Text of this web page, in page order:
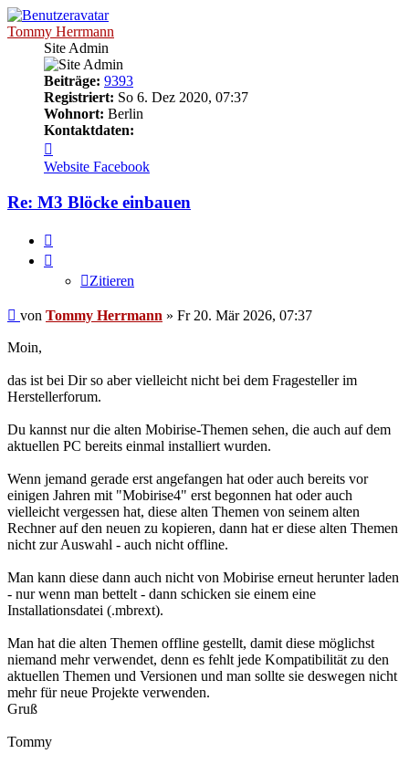
Tommy Herrmann
Site Admin
Beiträge: 9393
Registriert: So 6. Dez 2020, 07:37
Wohnort: Berlin
Kontaktdaten:
von
Tommy
Herrmann
Website Facebook
Re: M3 Blöcke einbauen
Zitieren
Ungelesener
von Tommy Herrmann » Fr 20. Mär 2026, 07:37
Moin,
das ist bei Dir so aber vielleicht nicht bei dem Fragesteller im
Herstellerforum.
Du kannst nur die alten Mobirise-Themen sehen, die auch auf dem
aktuellen PC bereits einmal installiert wurden.
Wenn jemand gerade erst angefangen hat oder auch bereits vor
einigen Jahren mit "Mobirise4" erst begonnen hat oder auch
vielleicht vergessen hat, diese alten Themen von seinem alten
Rechner auf den neuen zu kopieren, dann hat er diese alten Themen
nicht zur Auswahl - auch nicht offline.
Man kann diese dann auch nicht von Mobirise erneut herunter laden
- nur wenn man bettelt - dann schicken sie einem eine
Installationsdatei (.mbrext).
Man hat die alten Themen offline gestellt, damit diese möglichst
niemand mehr verwendet, denn es fehlt jede Kompatibilität zu den
aktuellen Themen und Versionen und man sollte sie deswegen nicht
mehr für neue Projekte verwenden.
Gruß
Tommy